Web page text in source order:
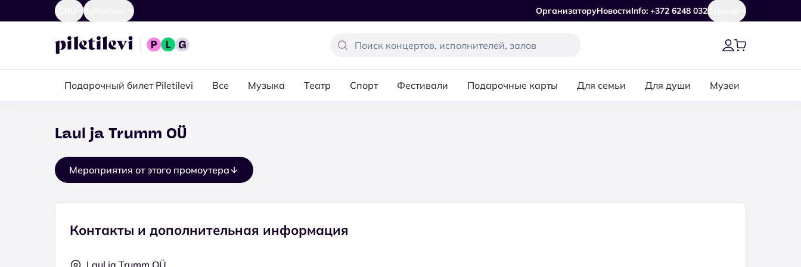
ОрганизаторуНовостиInfo: +372 6248 032Страна
Подарочный билет Piletilevi Все Музыка Театр Спорт Фестивали Подарочные карты Для семьи Для души Музеи
Laul ja Trumm OÜ
Мероприятия от этого промоутера
Контакты и дополнительная информация
Laul ja Trumm OÜ